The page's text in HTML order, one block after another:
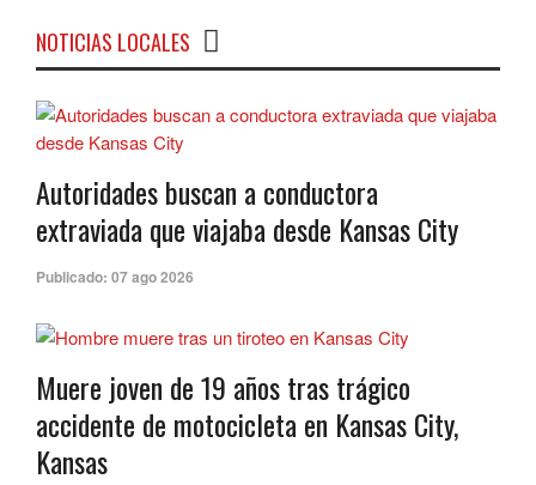
NOTICIAS LOCALES
Autoridades buscan a conductora
extraviada que viajaba desde Kansas City
Publicado: 07 ago 2026
Muere joven de 19 años tras trágico
accidente de motocicleta en Kansas City,
Kansas